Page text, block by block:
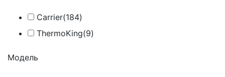
Carrier(184)
ThermoKing(9)
Модель